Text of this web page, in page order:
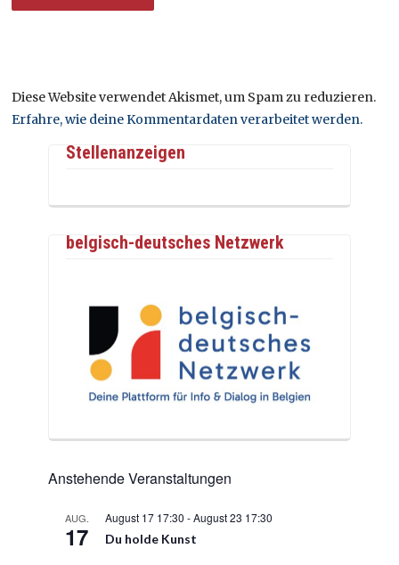
Diese Website verwendet Akismet, um Spam zu reduzieren.
Erfahre, wie deine Kommentardaten verarbeitet werden.
Stellenanzeigen
belgisch-deutsches Netzwerk
Anstehende Veranstaltungen
AUG.
17
August 17 17:30 -August 23 17:30
Du holde Kunst